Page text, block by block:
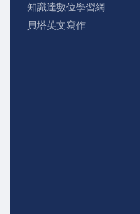
知識達數位學習網
貝塔英文寫作